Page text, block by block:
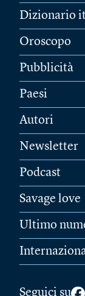
Dizionario
Oroscopo
Pubblicità
Paesi
Autori
Newsletter
Podcast
Savage love
Ultimo
Seguici su